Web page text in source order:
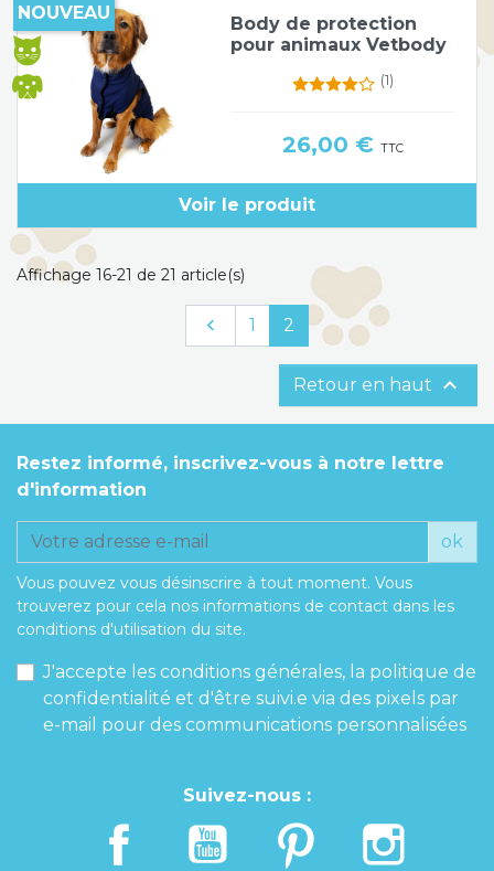
Body de protection
pour animaux Vetbody
(1)
Prix
26,00 € TTC
Voir le produit
NOUVEAU
Affichage 16-21 de 21 article(s)
Précédent
 1 2
Retour en haut 
Restez informé, inscrivez-vous à notre lettre
d'information
ok
Vous pouvez vous désinscrire à tout moment. Vous
trouverez pour cela nos informations de contact dans les
conditions d'utilisation du site.
J'accepte les conditions générales, la politique de
confidentialité et d'être suivi.e via des pixels par
e-mail pour des communications personnalisées
Suivez-nous :